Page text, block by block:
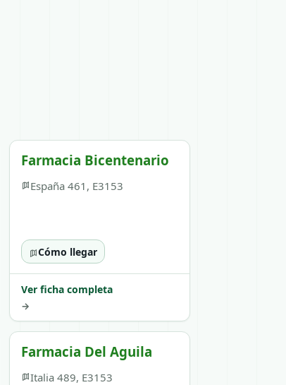
Farmacia Bicentenario
España 461, E3153
Cómo llegar
Ver ficha completa
→
Farmacia Del Aguila
Italia 489, E3153